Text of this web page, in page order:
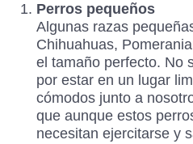
Perros pequeños
Algunas razas
Chihuahuas,
el tamaño perfecto. No
por estar en un lugar
cómodos junto a
que aunque estos
necesitan ejercitarse y